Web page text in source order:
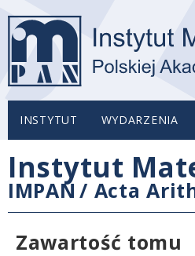
INSTYTUT WYDARZENIA
Instytut
IMPAN / Acta
Zawartość tomu